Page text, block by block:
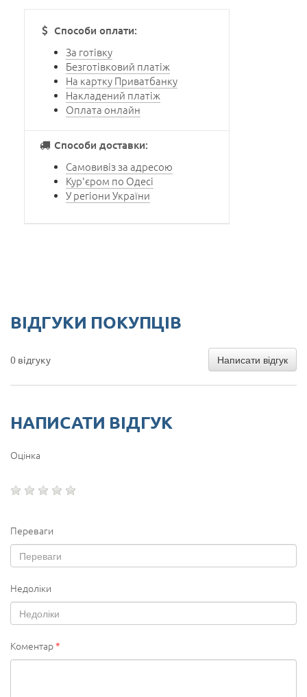
Способи оплати:
За готівку
Безготівковий платіж
На картку Приватбанку
Накладений платіж
Оплата онлайн
Способи доставки:
Самовивіз за адресою
Кур'єром по Одесі
У регіони України
ВІДГУКИ ПОКУПЦІВ
0 відгуку Написати відгук
НАПИСАТИ ВІДГУК
Оцінка
Переваги
Недоліки
Коментар*